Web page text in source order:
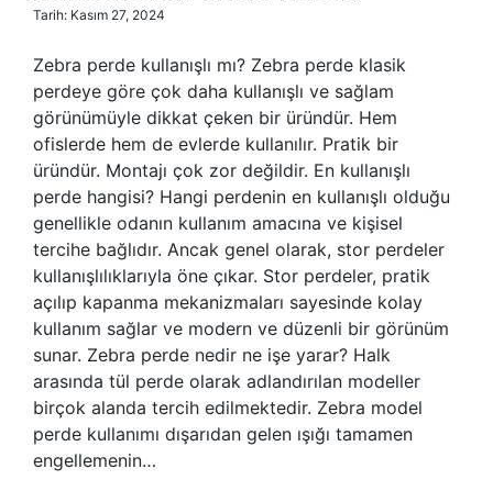
Tarih: Kasım 27, 2024
Zebra perde kullanışlı mı? Zebra perde klasik
perdeye göre çok daha kullanışlı ve sağlam
görünümüyle dikkat çeken bir üründür. Hem
ofislerde hem de evlerde kullanılır. Pratik bir
üründür. Montajı çok zor değildir. En kullanışlı
perde hangisi? Hangi perdenin en kullanışlı olduğu
genellikle odanın kullanım amacına ve kişisel
tercihe bağlıdır. Ancak genel olarak, stor perdeler
kullanışlılıklarıyla öne çıkar. Stor perdeler, pratik
açılıp kapanma mekanizmaları sayesinde kolay
kullanım sağlar ve modern ve düzenli bir görünüm
sunar. Zebra perde nedir ne işe yarar? Halk
arasında tül perde olarak adlandırılan modeller
birçok alanda tercih edilmektedir. Zebra model
perde kullanımı dışarıdan gelen ışığı tamamen
engellemenin…